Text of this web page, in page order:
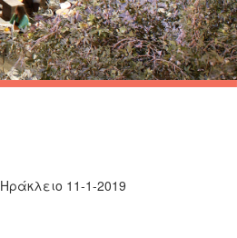
Ηράκλειο 11-1-2019